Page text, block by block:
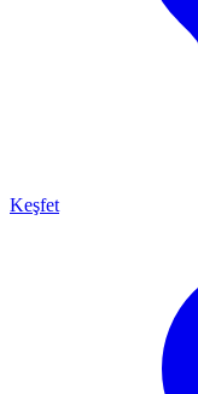
Keşfet